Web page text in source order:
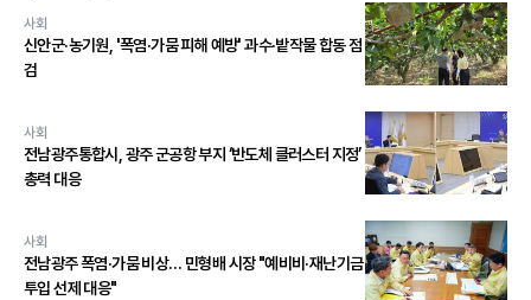
사회
신안군·농기원, '폭염·가뭄 피해 예방' 과수·밭작물 합동 점
검
사회
전남광주통합시, 광주 군공항 부지 ‘반도체 클러스터 지정’
총력 대응
사회
전남광주 폭염·가뭄 비상… 민형배 시장 "예비비·재난기금
투입 선제 대응"